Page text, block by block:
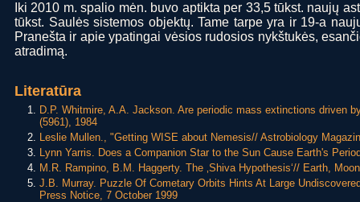
Iki 2010 m. spalio mėn. buvo aptikta per 33,5 tūkst. naujų
tūkst. Saulės sistemos objektų. Tame tarpe yra ir 19-a
Pranešta ir apie ypatingai vėsios rudosios nykštukės,
atradimą.
Literatūra
D.P. Whitmire, A.A. Jackson. Are periodic mass extinctions driven
(5961), 1984
Leslie Mullen., "Getting WISE about Nemesis// Astrobiology
Lynn Yarris. Does a Companion Star to the Sun Cause Earth's
M.R. Rampino, B.M. Haggerty. The ‚Shiva Hypothesis‘// Earth,
J.B. Murray. Puzzle Of Cometary Orbits Hints At Large
Press Notice, 7 October 1999